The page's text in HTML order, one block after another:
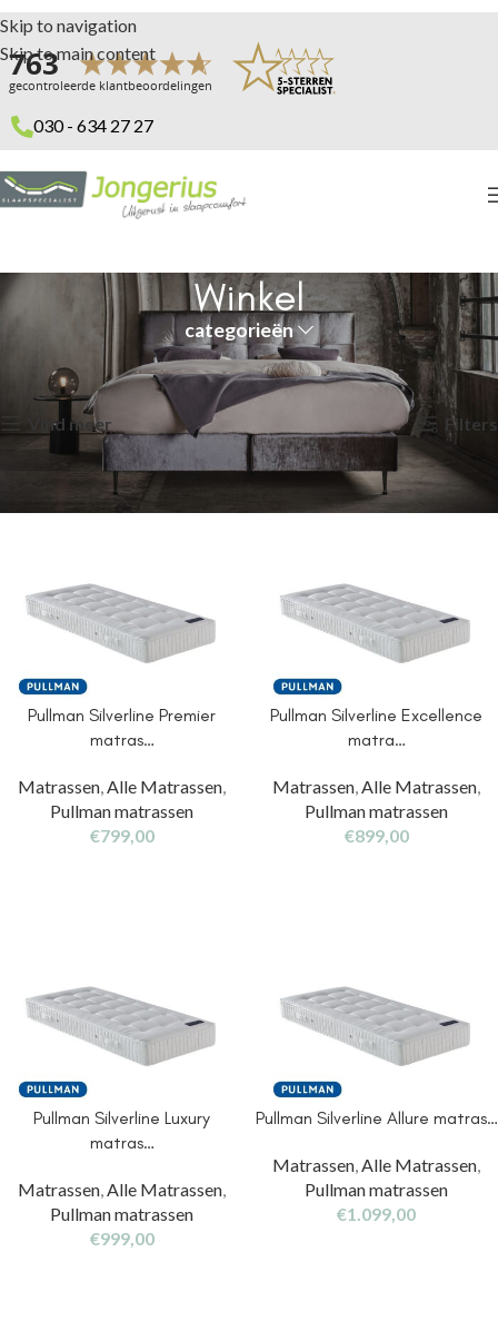
Skip to navigation
Skip to main content
030 - 634 27 27
Winkel
categorieën
Winkel
Resultaat 1–15 van de 245 resultaten wordt getoond
Vind meer
Filters
Pullman Silverline Premier
matras…
Matrassen Alle Matrassen
Pullman matrassen
€799,00
Pullman Silverline Excellence
matra…
Matrassen Alle Matrassen
Pullman matrassen
€899,00
Pullman Silverline Luxury
matras…
Matrassen Alle Matrassen
Pullman matrassen
€999,00
Pullman Silverline Allure matras…
Matrassen Alle Matrassen
Pullman matrassen
€1.099,00